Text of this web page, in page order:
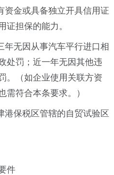
资金或具备独立开具信用证
证担保的能力。
年无因从事汽车平行进口相
处罚；近一年无因其他违
。（如企业使用关联方资
需符合本条要求。）
港保税区管辖的自贸试验区
件